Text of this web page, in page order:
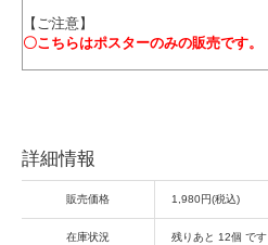
【ご注意】
〇こちらはポスターのみの販売です。
詳細情報
販売価格 1,980円(税込)
在庫状況 残りあと 12個 です